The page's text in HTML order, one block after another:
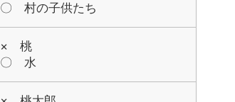
〇 村の子供たち
× 桃
〇 水